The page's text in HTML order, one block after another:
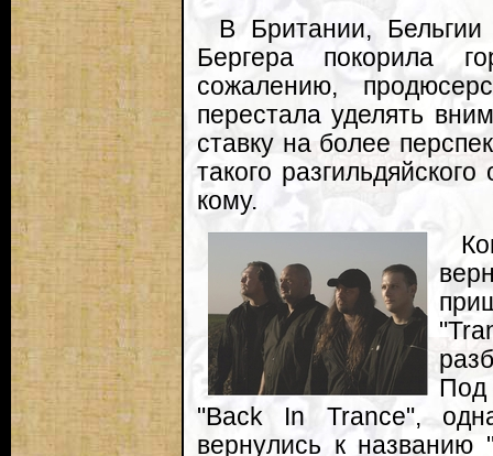
В Британии,
Бергера покорила
сожалению,
перестала уделять
ставку на более
такого
кому.
"Back In Trance",
вернулись к названию